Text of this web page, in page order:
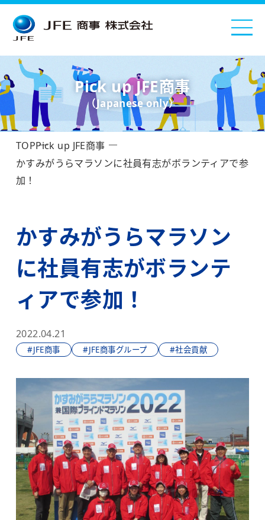
Pick up JFE商事
（Japanese only）
TOPPick up JFE商事
かすみがうらマラソンに社員有志がボランティアで参
加！
かすみがうらマラソン
に社員有志がボランテ
ィアで参加！
2022.04.21
#JFE商事 #JFE商事グループ #社会貢献